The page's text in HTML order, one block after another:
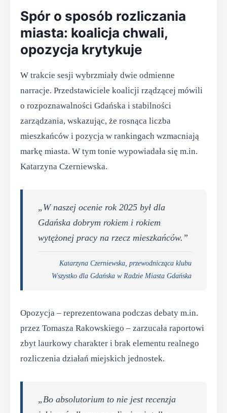
Spór o sposób rozliczania
miasta: koalicja chwali,
opozycja krytykuje
W trakcie sesji wybrzmiały dwie odmienne
narracje. Przedstawiciele koalicji rządzącej mówili
o rozpoznawalności Gdańska i stabilności
zarządzania, wskazując, że rosnąca liczba
mieszkańców i pozycja w rankingach wzmacniają
markę miasta. W tym tonie wypowiadała się m.in.
Katarzyna Czerniewska.
„W naszej ocenie rok 2025 był dla
Gdańska dobrym rokiem i rokiem
wytężonej pracy na rzecz mieszkańców.”
Katarzyna Czerniewska, przewodnicząca klubu
Wszystko dla Gdańska w Radzie Miasta Gdańska
Opozycja – reprezentowana podczas debaty m.in.
przez Tomasza Rakowskiego – zarzucała raportowi
zbyt laurkowy charakter i brak elementu realnego
rozliczenia działań miejskich jednostek.
„Bo absolutorium to nie jest recenzja